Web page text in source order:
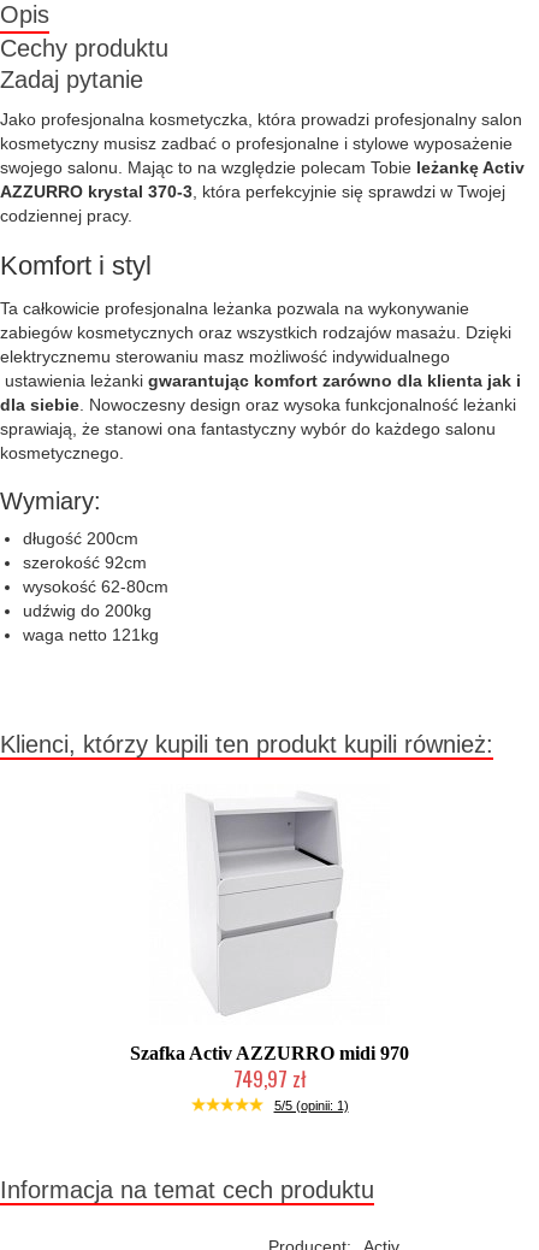
Opis
Cechy produktu
Zadaj pytanie
Jako profesjonalna kosmetyczka, która prowadzi profesjonalny salon
kosmetyczny musisz zadbać o profesjonalne i stylowe wyposażenie
swojego salonu. Mając to na względzie polecam Tobie leżankę Activ
AZZURRO krystal 370-3 , która perfekcyjnie się sprawdzi w Twojej
codziennej pracy.
Komfort i styl
Ta całkowicie profesjonalna leżanka pozwala na wykonywanie
zabiegów kosmetycznych oraz wszystkich rodzajów masażu. Dzięki
elektrycznemu sterowaniu masz możliwość indywidualnego
ustawienia leżanki gwarantując komfort zarówno dla klienta jak i
dla siebie . Nowoczesny design oraz wysoka funkcjonalność leżanki
sprawiają, że stanowi ona fantastyczny wybór do każdego salonu
kosmetycznego.
Wymiary:
długość 200cm
szerokość 92cm
wysokość 62-80cm
udźwig do 200kg
waga netto 121kg
Klienci, którzy kupili ten produkt kupili również:
Szafka Activ AZZURRO midi 970
749,97 zł
W magazynie producenta
5/5 (opinii: 1)
Informacja na temat cech produktu